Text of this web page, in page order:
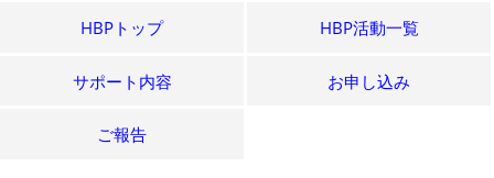
HBPトップ HBP活動一覧
サポート内容 お申し込み
ご報告